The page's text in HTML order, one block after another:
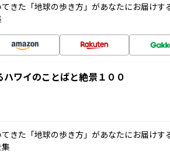
きた「地球の歩き方」があなたにお届けす
ワイのことばと絶景１００
きた「地球の歩き方」があなたにお届けす